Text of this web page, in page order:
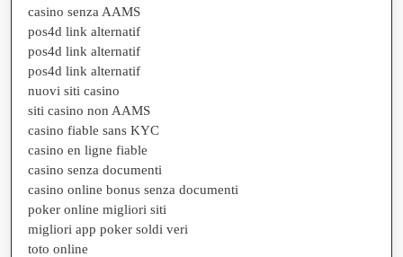
casino senza AAMS
pos4d link alternatif
pos4d link alternatif
pos4d link alternatif
nuovi siti casino
siti casino non AAMS
casino fiable sans KYC
casino en ligne fiable
casino senza documenti
casino online bonus senza documenti
poker online migliori siti
migliori app poker soldi veri
toto online